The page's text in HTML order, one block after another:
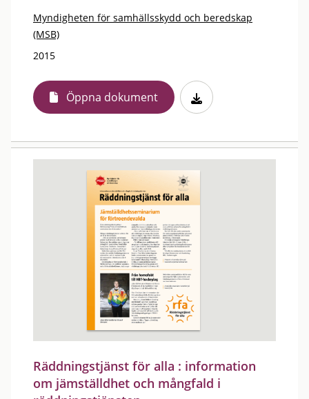
Myndigheten för samhällsskydd och beredskap
(MSB)
2015
Öppna dokument
Räddningstjänst för alla : information
om jämställdhet och mångfald i